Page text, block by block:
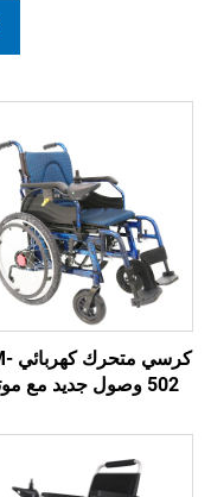
كرسي متحرك
كرسي متحرك كهربائي KSM-
جديد مع موتور
24 بوصة وبطارية قابلة